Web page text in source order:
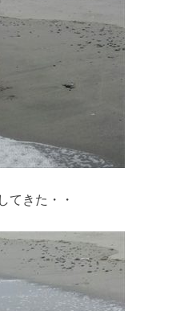
てきた・・